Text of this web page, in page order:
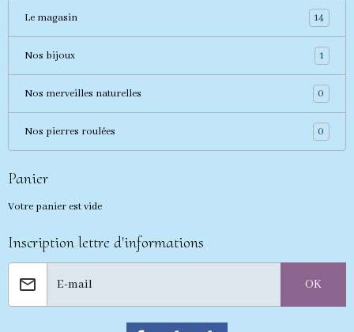
Le magasin 14
Nos bijoux 1
Nos merveilles naturelles 0
Nos pierres roulées 0
Panier
Votre panier est vide
Inscription lettre d'informations
OK